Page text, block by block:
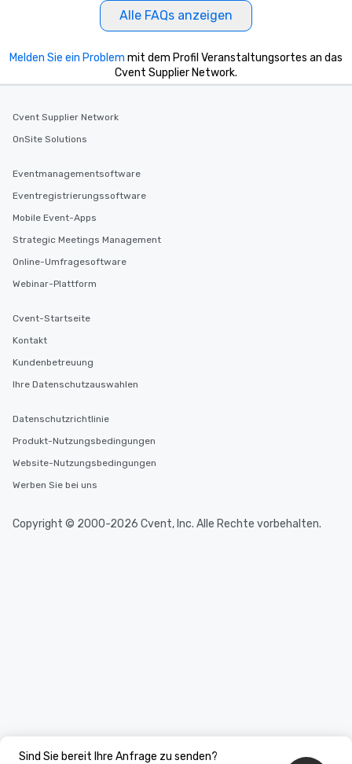
Alle FAQs anzeigen
Sind Sie bereit Ihre Anfrage zu senden?
Melden Sie ein Problem mit dem Profil Veranstaltungsortes an das
Cvent Supplier Network.
Cvent Supplier Network
OnSite Solutions
Eventmanagementsoftware
Eventregistrierungssoftware
Mobile Event-Apps
Strategic Meetings Management
Online-Umfragesoftware
Webinar-Plattform
Cvent-Startseite
Kontakt
Kundenbetreuung
Ihre Datenschutzauswahlen
Datenschutzrichtlinie
Produkt-Nutzungsbedingungen
Website-Nutzungsbedingungen
Werben Sie bei uns
Copyright © 2000-2026 Cvent, Inc. Alle Rechte vorbehalten.